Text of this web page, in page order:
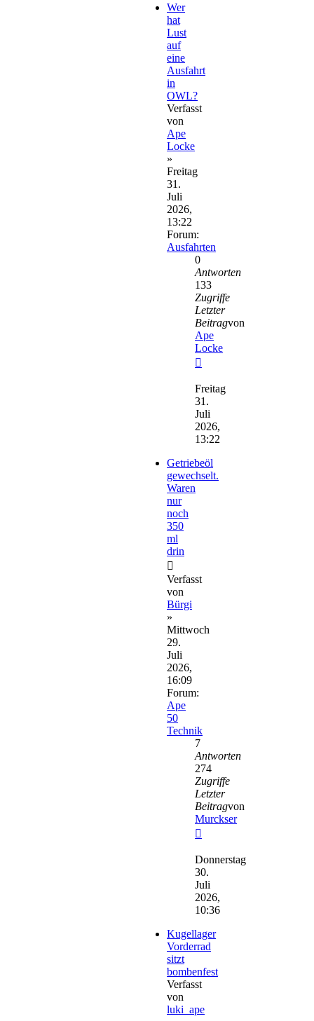
Wer
hat
Lust
auf
eine
Ausfahrt
in
OWL?
Verfasst
von
Ape
Locke
»
Freitag
31.
Juli
2026,
13:22
Forum:
Ausfahrten
0
Antworten
133
Zugriffe
Letzter
Beitragvon
Ape
Locke
Beitrag
Freitag
31.
Juli
2026,
13:22
Getriebeöl
gewechselt.
Waren
nur
noch
350
ml
drin
Verfasst
von
Bürgi
»
Mittwoch
29.
Juli
2026,
16:09
Forum:
Ape
50
Technik
7
Antworten
274
Zugriffe
Letzter
Beitragvon
Murckser
Beitrag
Donnerstag
30.
Juli
2026,
10:36
Kugellager
Vorderrad
sitzt
bombenfest
Verfasst
von
luki_ape